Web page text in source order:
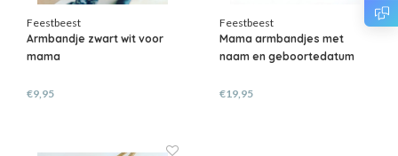
Feestbeest
Armbandje zwart wit voor
mama
€9,95
Feestbeest
Mama armbandjes met
naam en geboortedatum
€19,95